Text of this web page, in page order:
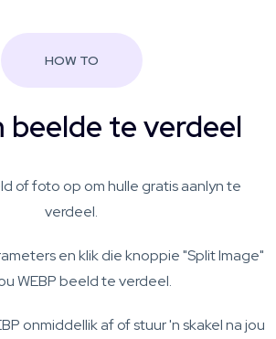
HOW TO
beelde te verdeel
of foto op om hulle gratis aanlyn te
verdeel.
en klik die knoppie "Split Image"
WEBP beeld te verdeel.
onmiddellik af of stuur 'n skakel na jou